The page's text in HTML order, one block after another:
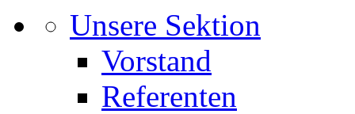
Unsere Sektion
Vorstand
Referenten